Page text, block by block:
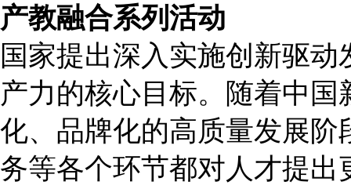
产教融合系列活动
国家提出深入实施创新驱
产力的核心目标。 随着中国
化、品牌化的高质量发展
务等各个环节都对人才提出